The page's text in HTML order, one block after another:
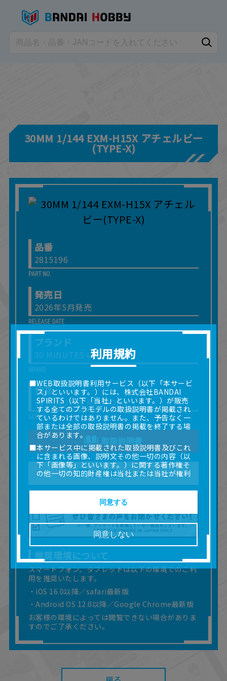
30MM 1/144 EXM-H15X アチェルビー
(TYPE-X)
品番
2815196
発売日
2026年5月発売
ブランド
30 MINUTES LABEL
作品
30 MINUTES MISSIONS
取扱説明書
ご意見フォーム
推奨環境について
スマートフォン、タブレットは以下の環境でのご利
用を推奨いたします。
・iOS 16.0以降／safari最新版
・Android OS 12.0以降／Google Chrome最新版
お客様の環境によっては閲覧できない場合がありま
すのでご了承ください。
利用規約
■WEB取扱説明書利用サービス（以下「本サービ
ス」といいます。）には、株式会社BANDAI
SPIRITS（以下「当社」といいます。）が販売
する全てのプラモデルの取扱説明書が掲載され
ているわけではありません。また、予告なく一
部または全部の取扱説明書の掲載を終了する場
合があります。
■本サービス中に掲載された取扱説明書及びこれ
に含まれる画像、説明文その他一切の内容（以
下「画像等」といいます。）に関する著作権そ
の他一切の知的財産権は当社または当社が権利
■取扱説明書及び画像等の一部または全部を私的
使用（本サービス内の意見投稿の目的での画像
等の利用を含みます。）を超えて使用（複製、
複写、改変、掲示、頒布、配信、販売、出版等
を含むがこれに限りません。）することは禁止
いたします。
■掲載している取扱説明書は、お客様が購入され
た商品に同梱されたものと異なる場合がありま
す。
■対象商品仕様の変更などにより、取扱説明書の
内容は予告なく変更される場合があります。
■当社は、取扱説明書の正確性確保に努めており
ますが、取扱説明書の完全性を保証するもので
はありません。
■お客様のご利用環境によっては、本サービスを
ご利用いただけない場合があります。
■本サービスを利用したこと、または利用できな
たとしても、当社は何らの責任を負いません。
また、本サイトを利用したことによって、利用
同意しない
同意する